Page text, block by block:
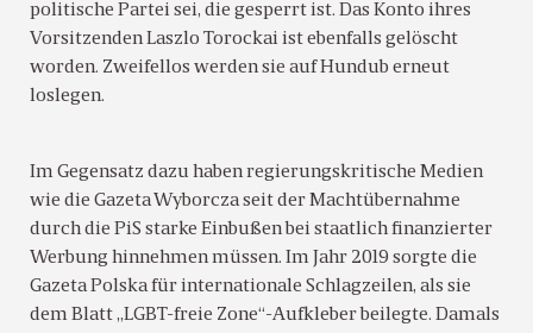
politische Partei sei, die gesperrt ist. Das Konto ihres
Vorsitzenden Laszlo Torockai ist ebenfalls gelöscht
worden. Zweifellos werden sie auf Hundub erneut
loslegen.
Im Gegensatz dazu haben regierungskritische Medien
wie die Gazeta Wyborcza seit der Machtübernahme
durch die PiS starke Einbußen bei staatlich finanzierter
Werbung hinnehmen müssen. Im Jahr 2019 sorgte die
Gazeta Polska für internationale Schlagzeilen, als sie
dem Blatt „LGBT-freie Zone“-Aufkleber beilegte. Damals